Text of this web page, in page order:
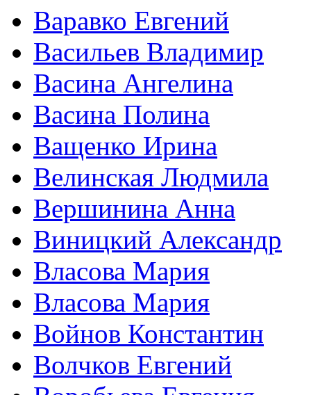
Варавко Евгений
Васильев Владимир
Васина Ангелина
Васина Полина
Ващенко Ирина
Велинская Людмила
Вершинина Анна
Виницкий Александр
Власова Мария
Власова Мария
Войнов Константин
Волчков Евгений